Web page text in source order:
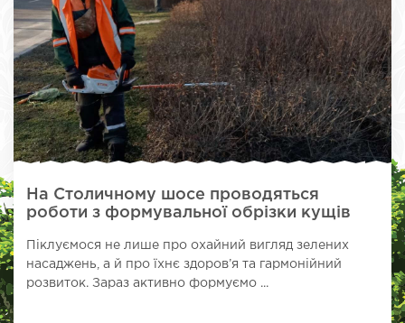
На Столичному шосе проводяться
роботи з формувальної обрізки кущів
Піклуємося не лише про охайний вигляд зелених
насаджень, а й про їхнє здоров’я та гармонійний
розвиток. Зараз активно формуємо ...